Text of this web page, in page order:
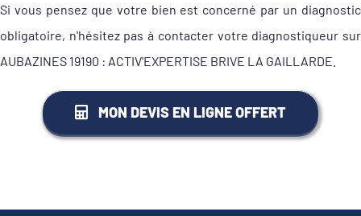
Si vous pensez que votre bien est concerné par un diagnostic
obligatoire, n'hésitez pas à contacter votre diagnostiqueur sur
AUBAZINES 19190 : ACTIV'EXPERTISE BRIVE LA GAILLARDE.
MON DEVIS EN LIGNE OFFERT